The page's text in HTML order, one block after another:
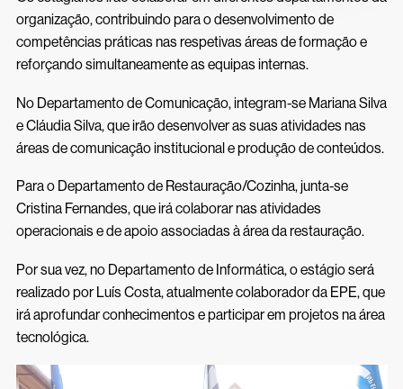
Acessos Inovar
Acesso ao Ensino Superior
organização, contribuindo para o desenvolvimento de
competências práticas nas respetivas áreas de formação e
reforçando simultaneamente as equipas internas.
No Departamento de Comunicação, integram-se Mariana Silva
e Cláudia Silva, que irão desenvolver as suas atividades nas
áreas de comunicação institucional e produção de conteúdos.
Para o Departamento de Restauração/Cozinha, junta-se
Cristina Fernandes, que irá colaborar nas atividades
operacionais e de apoio associadas à área da restauração.
Por sua vez, no Departamento de Informática, o estágio será
realizado por Luís Costa, atualmente colaborador da EPE, que
irá aprofundar conhecimentos e participar em projetos na área
tecnológica.